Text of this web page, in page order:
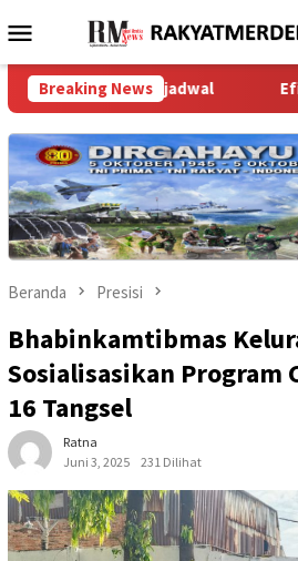
ke
Menu
Mobile
Breaking News
Terjadwal Efisiensi
Beranda Presisi
Bhabinkamtibmas
Sosialisasikan Program
16 Tangsel
Ratna
Juni 3, 2025
231 Dilihat